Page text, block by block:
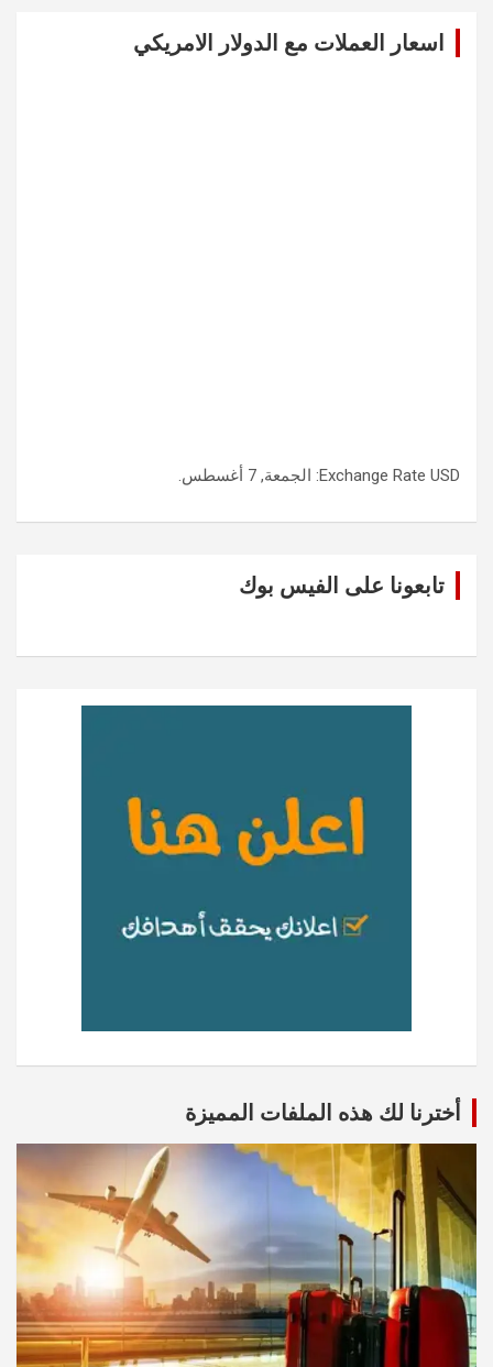
اسعار العملات مع الدولار الامريكي
Exchange Rate USD : الجمعة, 7 أغسطس.
تابعونا على الفيس بوك
أخترنا لك هذه الملفات المميزة